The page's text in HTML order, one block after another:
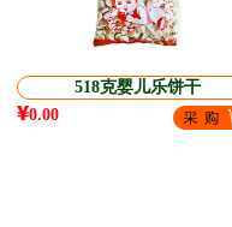
518克婴儿乐饼干
0.00